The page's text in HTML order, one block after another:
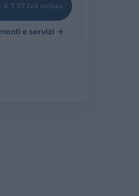
€ 7,77 IVA inclusa
e servizi →